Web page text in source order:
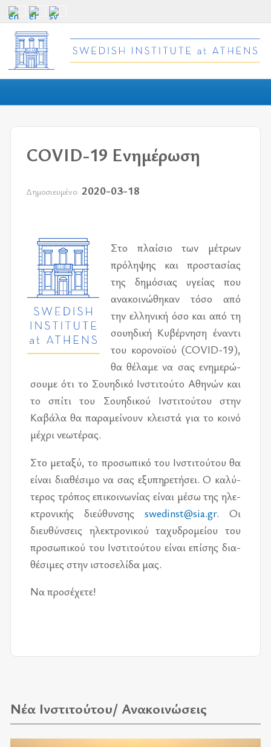
COVID-19 Ενημέρωση
Δημοσιευμένο: 2020-03-18
Στο πλαί­σιο των μέ­τρων
πρό­λη­ψης και προ­στα­σί­ας
της δη­μό­σιας υγεί­ας που
ανα­κοι­νώ­θη­καν τόσο από
την ελ­λη­νι­κή όσο και από τη
σου­η­δι­κή Κυβέρ­νη­ση ένα­ντι
του κο­ρο­νοϊ­ού (COVID-19),
θα θέ­λα­με να σας ενη­με­ρώ­
σου­με ότι το Σου­η­δι­κό Ινστι­τού­το Αθη­νών και
το σπί­τι του Σου­η­δι­κού Ινστι­τού­του στην
Καβά­λα θα πα­ρα­μεί­νουν κλει­στά για το κοι­νό
μέ­χρι νε­ω­τέ­ρας.
Στο με­τα­ξύ, το προ­σω­πι­κό του Ινστι­τού­του θα
εί­ναι δια­θέ­σι­μο να σας εξυ­πη­ρε­τή­σει. Ο κα­λύ­
τε­ρος τρό­πος επι­κοι­νω­νί­ας εί­ναι μέσω της ηλε­
κτρο­νι­κής διεύ­θυν­σης swedinst@sia.gr. Οι
διευ­θύν­σεις ηλε­κτρο­νι­κού τα­χυ­δρο­μεί­ου του
προ­σω­πι­κού του Ινστι­τού­του εί­ναι επί­σης δια­
θέ­σι­μες στην ιστο­σε­λί­δα μας.
Να προ­σέ­χε­τε!
Νέα Ινστιτούτου/ Ανακοινώσεις